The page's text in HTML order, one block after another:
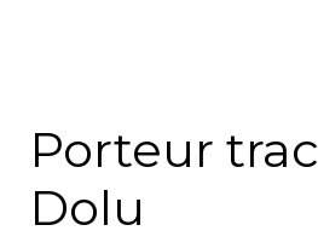
Porteur
Dolu